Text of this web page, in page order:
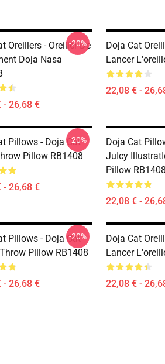
Oreillers - Oreiller De
Doja Nasa
- 26,68 €
-20%
Doja Cat
Lancer
22,08 € -
Pillows - Doja Cat
Pillow RB1408
- 26,68 €
-20%
Doja Cat
JuIcy
Pillow RB1408
22,08 € -
Pillows - Doja Cat
Pillow RB1408
- 26,68 €
-20%
Doja Cat
Lancer
22,08 € -